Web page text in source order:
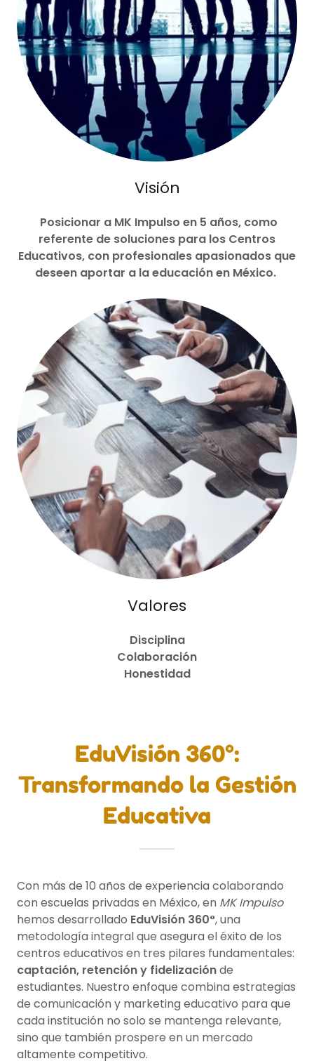
Visión
Posicionar a MK Impulso en 5 años, como
referente de soluciones para los Centros
Educativos, con profesionales apasionados que
deseen aportar a la educación en México.
Valores
Disciplina
Colaboración
Honestidad
EduVisión 360°:
Transformando la Gestión
Educativa
Con más de 10 años de experiencia colaborando
con escuelas privadas en México, en MK Impulso
hemos desarrollado EduVisión 360°, una
metodología integral que asegura el éxito de los
centros educativos en tres pilares fundamentales:
captación, retención y fidelizaciónde
estudiantes. Nuestro enfoque combina estrategias
de comunicación y marketing educativo para que
cada institución no solo se mantenga relevante,
sino que también prospere en un mercado
altamente competitivo.